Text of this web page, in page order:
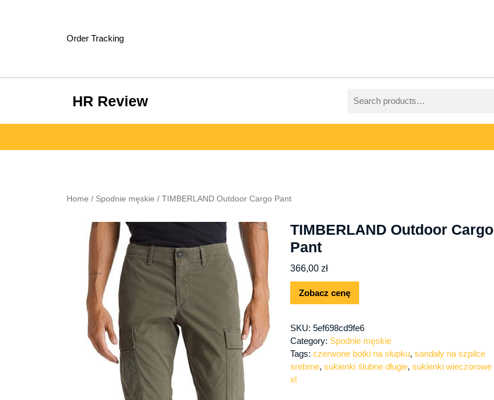
Order Tracking
HR Review
for:
Home / Spodnie męskie / TIMBERLAND Outdoor Cargo Pant
TIMBERLAND Outdoor Cargo
Pant
366,00 zł
Zobacz cenę
SKU: 5ef698cd9fe6
Category: Spodnie męskie
Tags: czerwone botki na słupku, sandały na szpilce
srebrne, sukienki ślubne długie, sukienki wieczorowe
xl